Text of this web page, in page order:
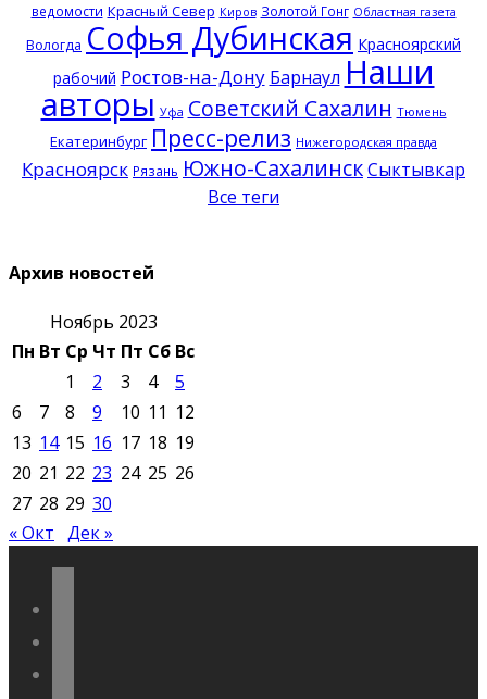
ведомости Красный Север Киров Золотой Гонг Областная газета
Вологда Софья Дубинская Красноярский
рабочий Ростов-на-Дону Барнаул Наши
авторы Уфа Советский Сахалин Тюмень
Екатеринбург Пресс-релиз Нижегородская правда
Красноярск Рязань Южно-СахалинскСыктывкар
Все теги
Архив новостей
Ноябрь 2023
Пн Вт Ср Чт Пт Сб Вс
1
2 3 4
5
6
7 8 9 10 11 12
13 14 15 16 17 18 19
20 21 22 23 24 25 26
27 28 29 30
« Окт Дек »